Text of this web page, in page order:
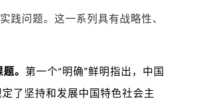
践问题。这一系列具有战略性、
。 第一个“明确”鲜明指出，中国
了坚持和发展中国特色社会主